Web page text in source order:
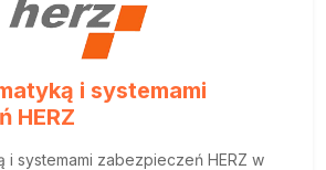
i systemami
HERZ
i systemami zabezpieczeń HERZ w